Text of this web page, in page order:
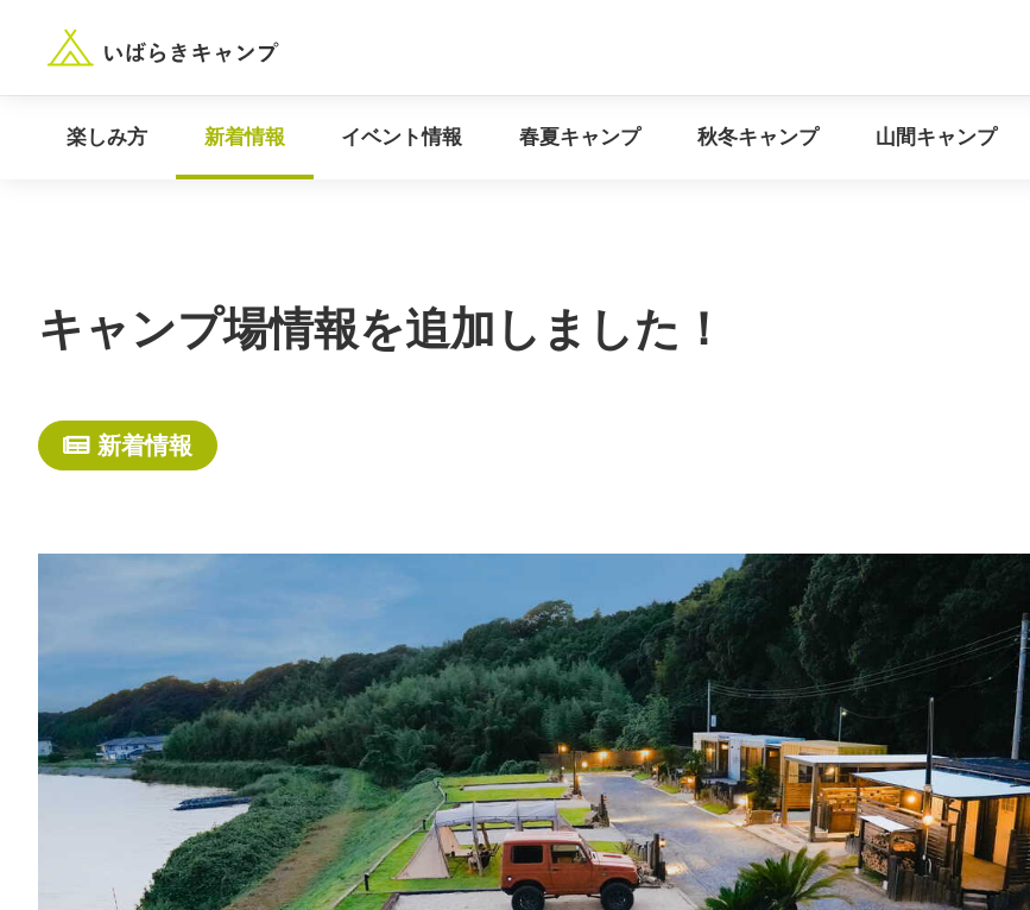
“いばらき”のキャンプ場を探す
楽しみ方 新着情報 イベント情報 春夏キャンプ 秋冬キャンプ 山間キャンプ
キャンプ場情報を追加しました！
新着情報